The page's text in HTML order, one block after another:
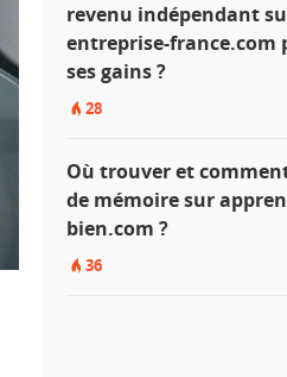
revenu indépendant
entreprise-france.com
ses gains ?
28
Où trouver et
de mémoire sur
bien.com ?
36